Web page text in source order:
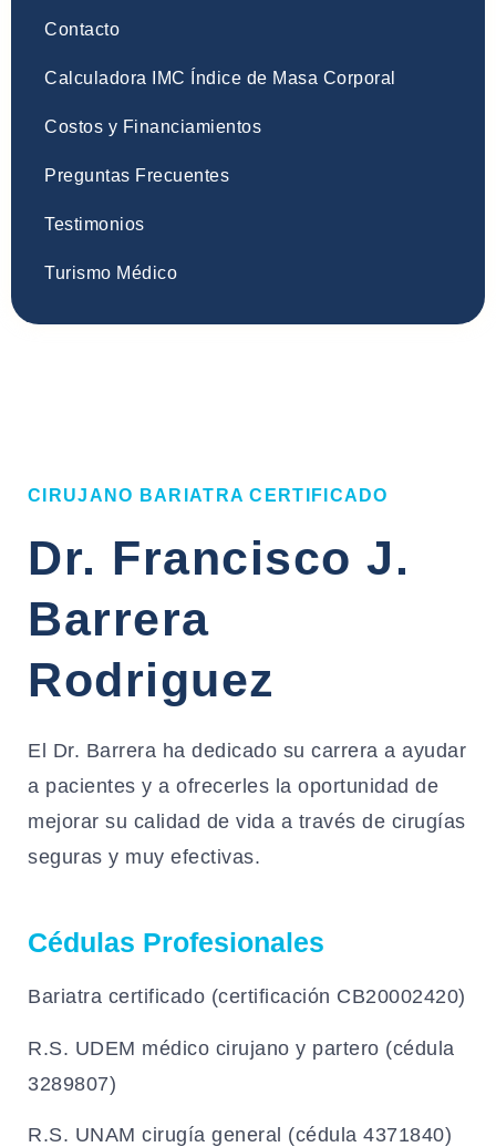
Contacto
Calculadora IMC Índice de Masa Corporal
Costos y Financiamientos
Preguntas Frecuentes
Testimonios
Turismo Médico
CIRUJANO BARIATRA CERTIFICADO
Dr. Francisco J.
Barrera
Rodriguez
El Dr. Barrera ha dedicado su carrera a ayudar
a pacientes y a ofrecerles la oportunidad de
mejorar su calidad de vida a través de cirugías
seguras y muy efectivas.
Cédulas Profesionales
Bariatra certificado (certificación CB20002420)
R.S. UDEM médico cirujano y partero (cédula
3289807)
R.S. UNAM cirugía general (cédula 4371840)